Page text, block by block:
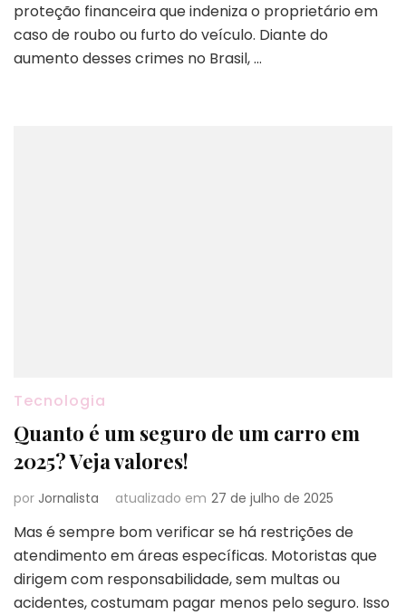
proteção financeira que indeniza o proprietário em
caso de roubo ou furto do veículo. Diante do
aumento desses crimes no Brasil, …
Tecnologia
Quanto é um seguro de um carro em
2025? Veja valores!
por Jornalista atualizado em 27 de julho de 2025
Mas é sempre bom verificar se há restrições de
atendimento em áreas específicas. Motoristas que
dirigem com responsabilidade, sem multas ou
acidentes, costumam pagar menos pelo seguro. Isso